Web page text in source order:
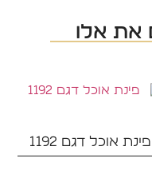
את אלו
פינת אוכל דגם 1192